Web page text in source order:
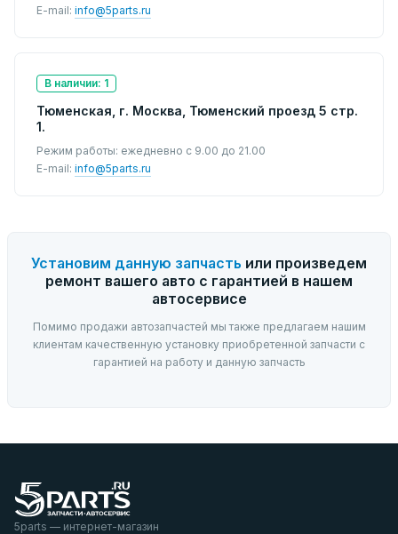
E-mail: info@5parts.ru
В наличии: 1
Тюменская, г. Москва, Тюменский проезд 5 стр.
1.
Режим работы: ежедневно с 9.00 до 21.00
E-mail: info@5parts.ru
Установим данную запчасть или произведем
ремонт вашего авто с гарантией в нашем
автосервисе
Помимо продажи автозапчастей мы также предлагаем нашим
клиентам качественную установку приобретенной запчасти с
гарантией на работу и данную запчасть
5parts — интернет-магазин